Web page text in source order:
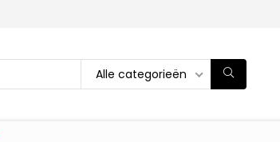
Alle categorieën